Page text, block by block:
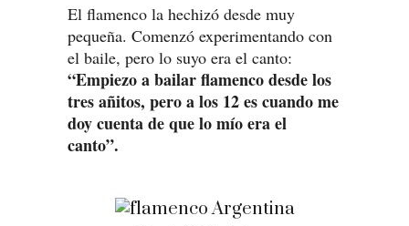
El flamenco la hechizó desde muy
pequeña. Comenzó experimentando con
el baile, pero lo suyo era el canto:
“Empiezo a bailar flamenco desde los
tres añitos, pero a los 12 es cuando me
doy cuenta de que lo mío era el
canto”.